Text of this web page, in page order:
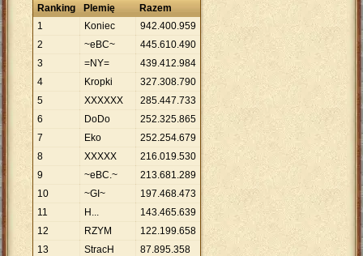
Ranking Plemię
Razem
1
Koniec 942.400.959
2
~eBC~ 445.610.490
3
=NY= 439.412.984
4
Kropki 327.308.790
5
XXXXXX 285.447.733
6
DoDo 252.325.865
7
Eko 252.254.679
8
XXXXX 216.019.530
9
~eBC.~ 213.681.289
10
~GI~ 197.468.473
11
H... 143.465.639
12
RZYM 122.199.658
13
StracH 87.895.358